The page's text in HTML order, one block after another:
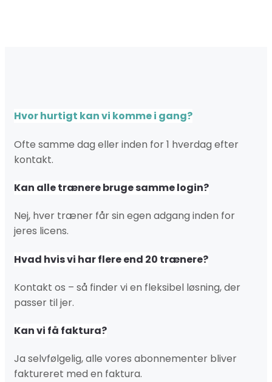
Hvor hurtigt kan vi komme i gang?
Ofte samme dag eller inden for 1 hverdag efter
kontakt.
Kan alle trænere bruge samme login?
Nej, hver træner får sin egen adgang inden for
jeres licens.
Hvad hvis vi har flere end 20 trænere?
Kontakt os – så finder vi en fleksibel løsning, der
passer til jer.
Kan vi få faktura?
Ja selvfølgelig, alle vores abonnementer bliver
faktureret med en faktura.